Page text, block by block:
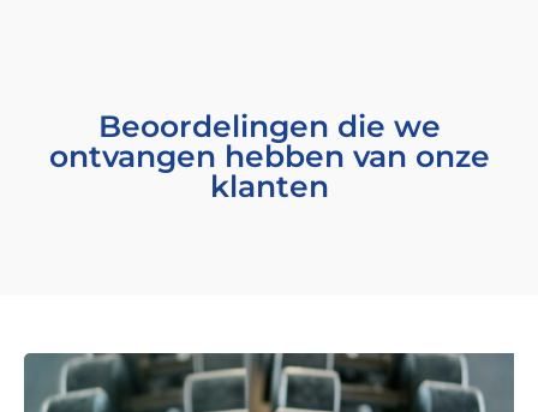
Beoordelingen die we
ontvangen hebben van onze
klanten